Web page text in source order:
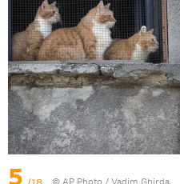
© AP Photo / Vadim Ghirda